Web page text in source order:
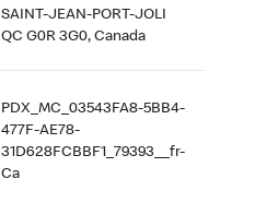
SAINT-JEAN-PORT-JOLI
QC G0R 3G0, Canada
PDX_MC_03543FA8-5BB4-
477F-AE78-
31D628FCBBF1_79393__fr-
Ca